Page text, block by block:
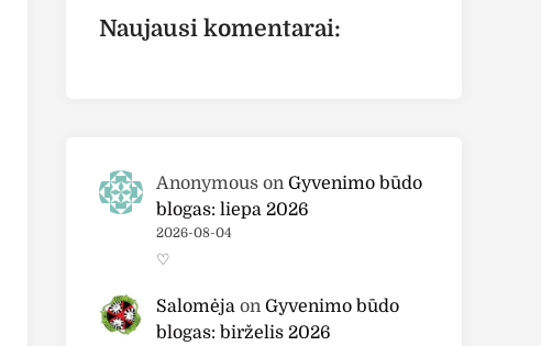
Naujausi komentarai:
Anonymous on Gyvenimo būdo
blogas: liepa 2026
2026-08-04
♡
Salomėja on Gyvenimo būdo
blogas: birželis 2026